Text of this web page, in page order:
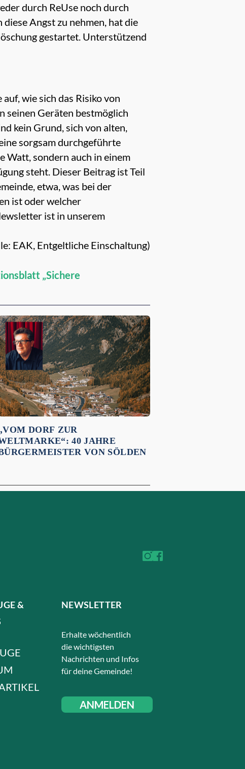
durch ReUse noch durch
Angst zu nehmen, hat die
gestartet. Unterstützend
wie sich das Risiko von
seinen Geräten bestmöglich
kein Grund, sich von alten,
sorgsam durchgeführte
Watt, sondern auch in einem
steht. Dieser Beitrag ist Teil
etwa, was bei der
ist oder welcher
ist in unserem
EAK, Entgeltliche Einschaltung)
„Sichere
DORF ZUR
40 JAHRE
VON SÖLDEN
&
NEWSLETTER
Erhalte wöchentlich
die wichtigsten
Nachrichten und Infos
für deine Gemeinde!
ANMELDEN